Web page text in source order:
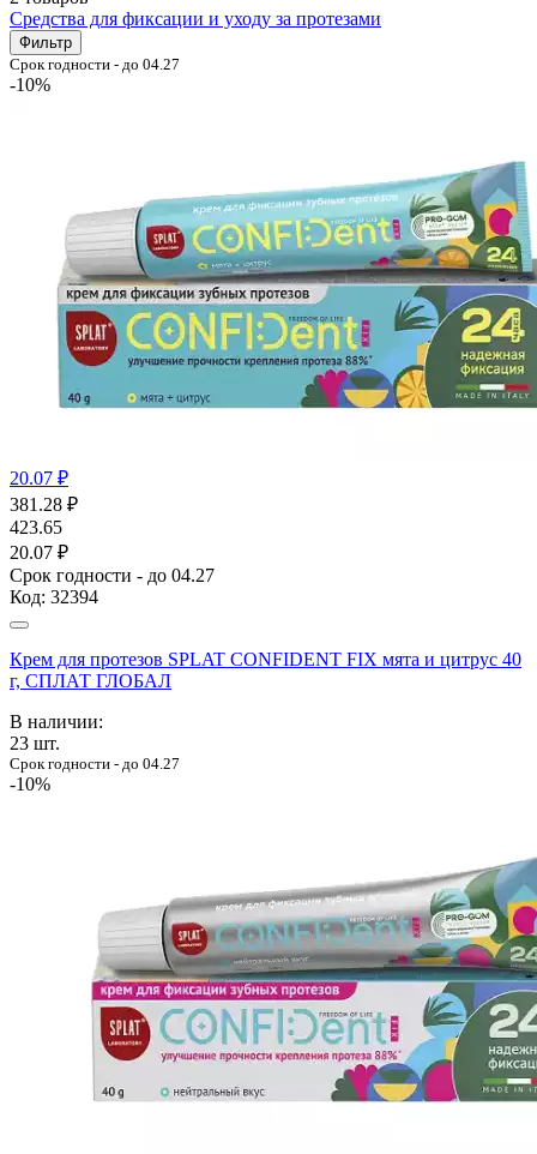
Cредства для фиксации и уходу за протезами
Фильтр
Срок годности - до 04.27
-10%
20.07 ₽
381.28 ₽
423.65
20.07 ₽
Срок годности - до 04.27
Код: 32394
Крем для протезов SPLAT CONFIDENT FIX мята и цитрус 40
г, СПЛАТ ГЛОБАЛ
В наличии:
23 шт.
Срок годности - до 04.27
-10%